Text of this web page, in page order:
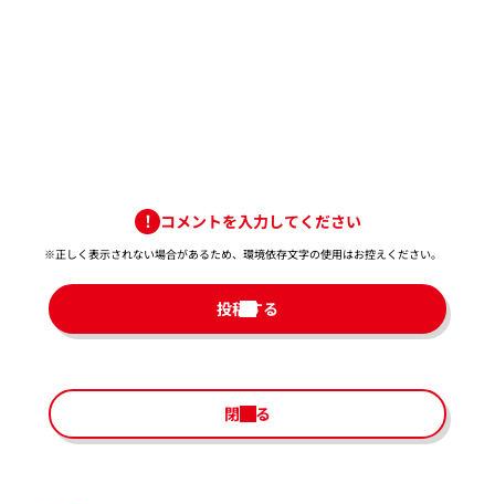
コメントを入力してください
※正しく表示されない場合があるため、環境依存文字の使用はお控えください。​
投稿する
閉じる